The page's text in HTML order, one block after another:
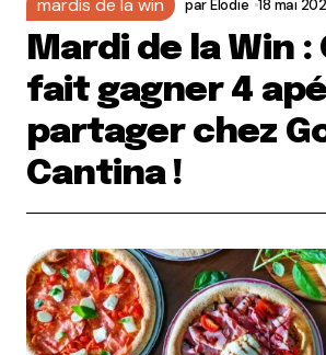
mardis de la win par Elodie 18 mai
Mardi de la Win :
fait gagner 4
partager chez
Cantina !